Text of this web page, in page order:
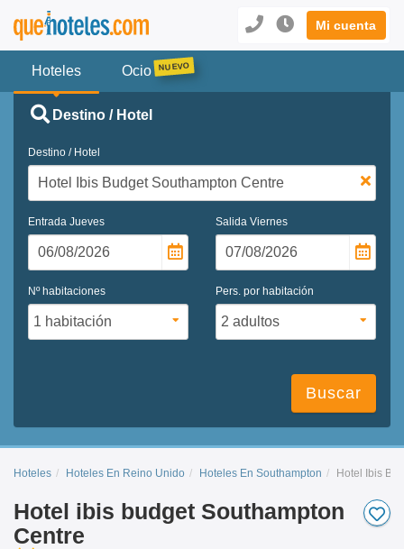
Mi cuenta
Hoteles Ocio
Destino / Hotel
Destino / Hotel
Entrada Jueves Salida Viernes
Nº habitaciones Pers. por habitación
Buscar
Hoteles Hoteles En Reino Unido Hoteles En Southampton Hotel Ibis
Hotel ibis budget Southampton
Centre